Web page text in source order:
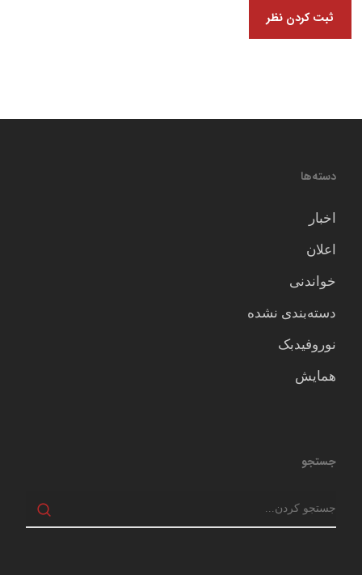
دسته‌ها
اخبار
اعلان
خواندنی
دسته‌بندی نشده
نوروفیدبک
همایش
جستجو